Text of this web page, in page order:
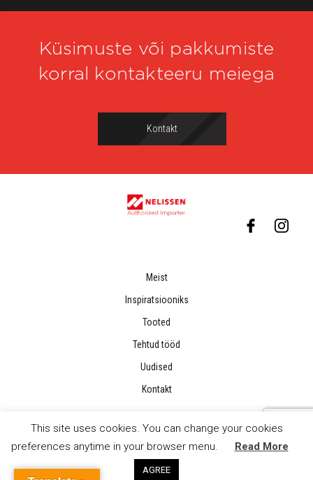
Küsimuste või pakkumiste
korral kontakteeru meiega
Kontakt
Meist
Inspiratsiooniks
Tooted
Tehtud tööd
Uudised
Kontakt
This site uses cookies. You can change your cookies
preferences anytime in your browser menu.
Read More
AGREE